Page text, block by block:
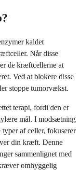
kaldet
Når disse
de kræftcellerne at
Ved at blokere disse
stoppe tumorvækst.
terapi, fordi den er
mål. I modsætning
af celler, fokuserer
din kræft. Denne
sammenlignet med
omhyggelig